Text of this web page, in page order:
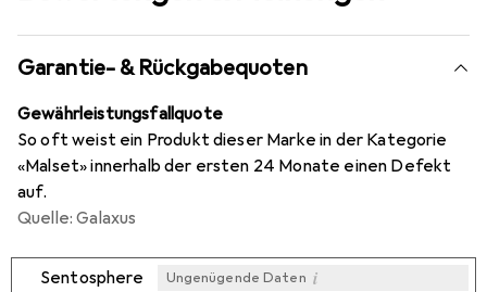
Garantie- & Rückgabequoten
Gewährleistungsfallquote
So oft weist ein Produkt dieser Marke in der Kategorie
«Malset» innerhalb der ersten 24 Monate einen Defekt
auf.
Quelle: Galaxus
Sentosphere Ungenügende Daten i